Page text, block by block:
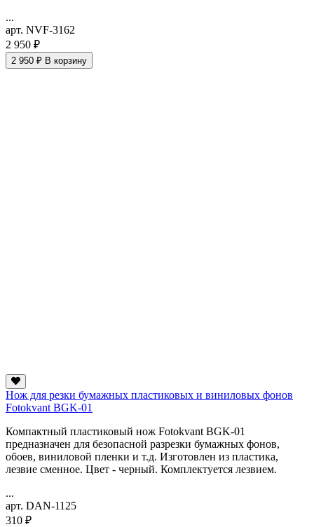
...
арт. NVF-3162
2 950 ₽
2 950 ₽ В корзину
Нож для резки бумажных пластиковых и виниловых фонов
Fotokvant BGK-01
Компактный пластиковый нож Fotokvant BGK-01
предназначен для безопасной разрезки бумажных фонов,
обоев, виниловой пленки и т.д. Изготовлен из пластика,
лезвие сменное. Цвет - черный. Комплектуется лезвием.
...
арт. DAN-1125
310 ₽